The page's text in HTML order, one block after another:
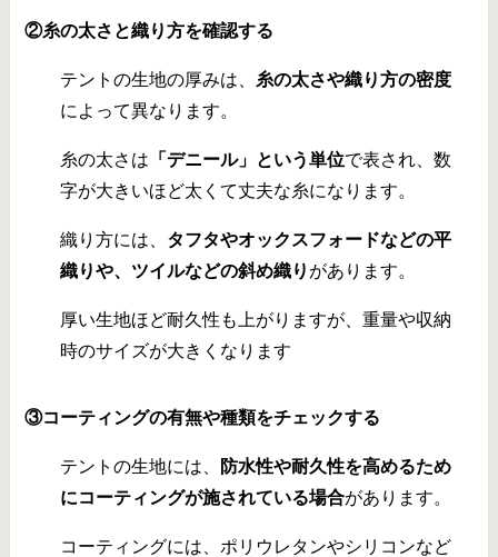
②糸の太さと織り方を確認する
テントの生地の厚みは、 糸の太さや織り方の密度
によって異なります。
糸の太さは 「デニール」という単位で表され、数
字が大きいほど太くて丈夫な糸になります。
織り方には、 タフタやオックスフォードなどの平
織りや、ツイルなどの斜め織り があります。
厚い生地ほど耐久性も上がりますが、重量や収納
時のサイズが大きくなります
③コーティングの有無や種類をチェックする
テントの生地には、
防水性や耐久性を高めるため
にコーティングが施されている場合があります。
コーティングには、ポリウレタンやシリコンなど